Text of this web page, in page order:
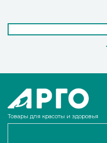
Товары для красоты и здоровья